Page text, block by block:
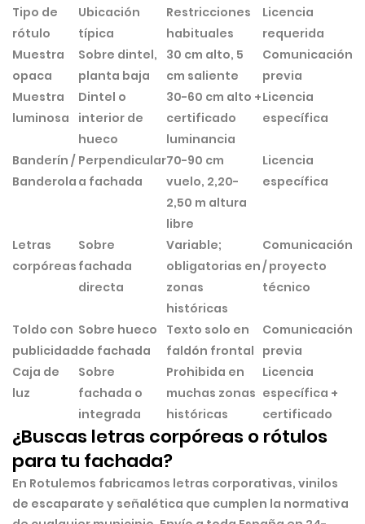
Tipo de
rótulo
Ubicación
típica
Restricciones
habituales
Licencia
requerida
Muestra
opaca
Sobre dintel,
planta baja
30 cm alto, 5
cm saliente
Comunicación
previa
Muestra
luminosa
Dintel o
interior de
hueco
30-60 cm alto +
certificado
luminancia
Licencia
específica
Banderín /
Banderola
Perpendicular
a fachada
70-90 cm
vuelo, 2,20-
2,50 m altura
libre
Licencia
específica
Letras
corpóreas
Sobre
fachada
directa
Variable;
obligatorias en
zonas
históricas
Comunicación
/ proyecto
técnico
Toldo con
publicidad
Sobre hueco
de fachada
Texto solo en
faldón frontal
Comunicación
previa
Caja de
luz
Sobre
fachada o
integrada
Prohibida en
muchas zonas
históricas
Licencia
específica +
certificado
¿Buscas letras corpóreas o rótulos
para tu fachada?
En Rotulemos fabricamos letras corporativas, vinilos
de escaparate y señalética que cumplen la normativa